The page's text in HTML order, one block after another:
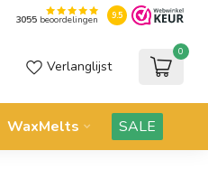
3055beoordelingen 9.5
Verlanglijst
0
WaxMelts SALE